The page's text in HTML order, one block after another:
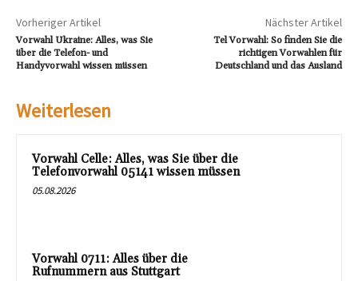
Vorheriger Artikel
Vorwahl Ukraine: Alles, was Sie
über die Telefon- und
Handyvorwahl wissen müssen
Nächster Artikel
Tel Vorwahl: So finden Sie die
richtigen Vorwahlen für
Deutschland und das Ausland
Weiterlesen
Vorwahl Celle: Alles, was Sie über die
Telefonvorwahl 05141 wissen müssen
05.08.2026
Vorwahl 0711: Alles über die
Rufnummern aus Stuttgart